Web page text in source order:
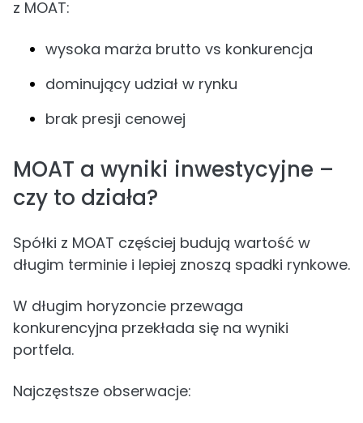
z MOAT:
wysoka marża brutto vs konkurencja
dominujący udział w rynku
brak presji cenowej
MOAT a wyniki inwestycyjne –
czy to działa?
Spółki z MOAT częściej budują wartość w
długim terminie i lepiej znoszą spadki rynkowe.
W długim horyzoncie przewaga
konkurencyjna przekłada się na wyniki
portfela.
Najczęstsze obserwacje: